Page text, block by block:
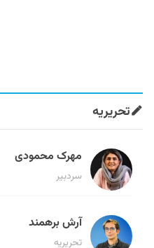
تحریریه
مهرک محمودی
سردبیر
آرش برهمند
تحریریه